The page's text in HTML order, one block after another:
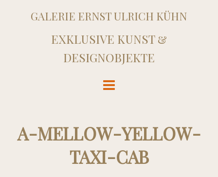
GALERIE ERNST ULRICH KÜHN
EXKLUSIVE KUNST &
DESIGNOBJEKTE
A-MELLOW-YELLOW-
TAXI-CAB